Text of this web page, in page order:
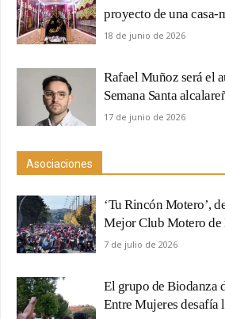
proyecto de una casa-
18 de junio de 2026
Rafael Muñoz será el
Semana Santa
17 de junio de 2026
Asociaciones
‘Tu Rincón Motero’,
Mejor Club Motero de
7 de julio de 2026
El grupo de Biodanza
Entre Mujeres desafía